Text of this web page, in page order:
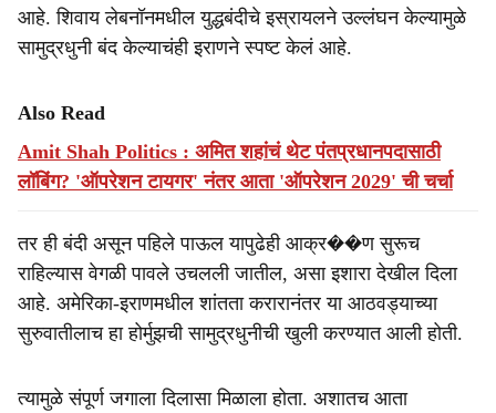
आहे. शिवाय लेबनॉनमधील युद्धबंदीचे इस्रायलने उल्लंघन केल्यामुळे
सामुद्रधुनी बंद केल्याचंही इराणने स्पष्ट केलं आहे.
Also Read
Amit Shah Politics : अमित शहांचं थेट पंतप्रधानपदासाठी
लॉबिंग? 'ऑपरेशन टायगर' नंतर आता 'ऑपरेशन 2029' ची चर्चा
तर ही बंदी असून पहिले पाऊल यापुढेही आक्र��ण सुरूच
राहिल्यास वेगळी पावले उचलली जातील, असा इशारा देखील दिला
आहे. अमेरिका-इराणमधील शांतता करारानंतर या आठवड्याच्या
सुरुवातीलाच हा होर्मुझची सामुद्रधुनीची खुली करण्यात आली होती.
त्यामुळे संपूर्ण जगाला दिलासा मिळाला होता. अशातच आता